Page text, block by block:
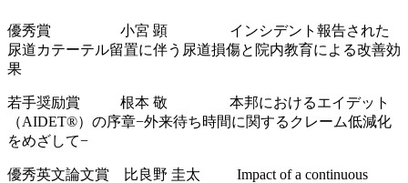
優秀賞 小宮 顕 インシデント報告された
尿道カテーテル留置に伴う尿道損傷と院内教育による改善効
果
若手奨励賞 根本 敬 本邦におけるエイデット
（AIDET®）の序章−外来待ち時間に関するクレーム低減化
をめざして−
優秀英文論文賞 比良野 圭太 Impact of a continuous